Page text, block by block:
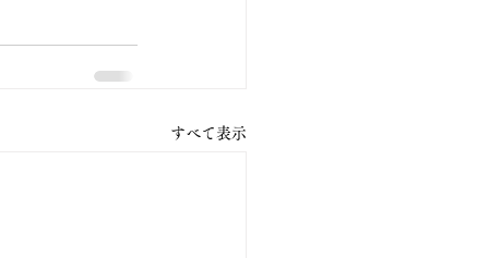
すべて表示